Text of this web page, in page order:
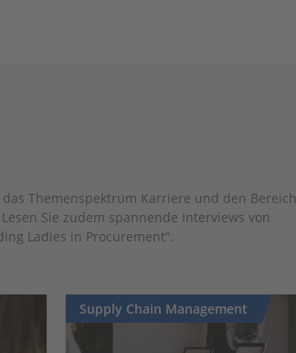
Themenspektrum Karriere und den Bereich
Sie zudem spannende Interviews von
Ladies in Procurement“.
Supply Chain Management